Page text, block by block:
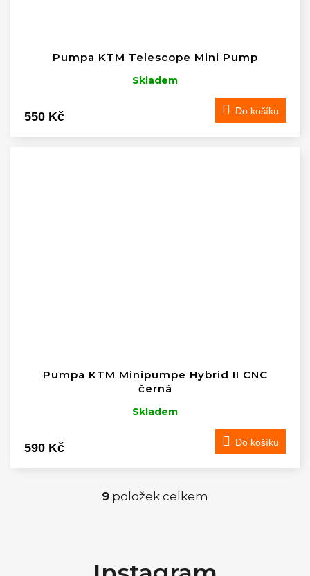
Pumpa KTM Telescope Mini Pump
Skladem
550 Kč Do košíku
Pumpa KTM Minipumpe Hybrid II CNC
černá
Skladem
590 Kč Do košíku
O
9 položek celkem